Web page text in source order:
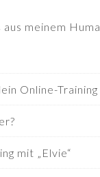
meinem
Online-Training
mit „Elvie“